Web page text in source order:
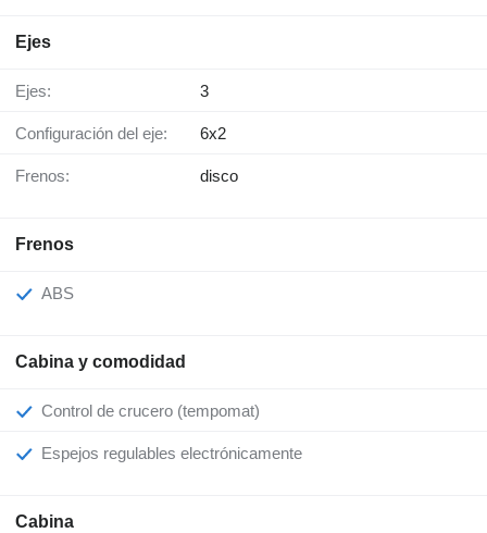
Ejes
Ejes: 3
Configuración del eje: 6x2
Frenos: disco
Frenos
ABS
Cabina y comodidad
Control de crucero (tempomat)
Espejos regulables electrónicamente
Cabina